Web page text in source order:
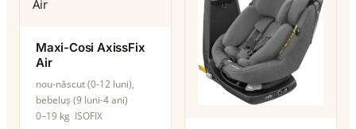
Maxi-Cosi AxissFix
Air
nou-născut (0-12 luni),
bebeluș (9 luni-4 ani)
0–19 kg ISOFIX